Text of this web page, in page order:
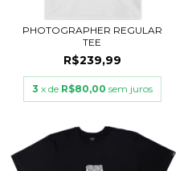
PHOTOGRAPHER REGULAR
TEE
R$239,99
3 x de R$80,00 sem juros